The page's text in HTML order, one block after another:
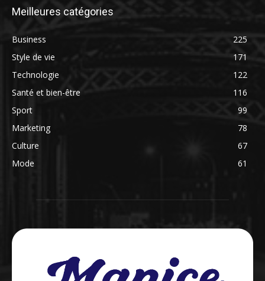
Meilleures catégories
Business
225
Style de vie
171
Technologie
122
Santé et bien-être
116
Sport
99
Marketing
78
Culture
67
Mode
61